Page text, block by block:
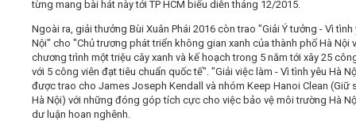
từng mang bài hát này tới TP HCM biểu diễn tháng 12/2015.
Ngoài ra, giải thưởng Bùi Xuân Phái 2016 còn trao "Giải Ý tưởng - Vì tình
Nội" cho "Chủ trương phát triển không gian xanh của thành phố Hà Nội
chương trình một triệu cây xanh và kế hoạch trong 5 năm tới xây 25
với 5 công viên đạt tiêu chuẩn quốc tế". "Giải việc làm - Vì tình yêu Hà
được trao cho James Joseph Kendall và nhóm Keep Hanoi Clean (Giữ
Hà Nội) với những đóng góp tích cực cho việc bảo vệ môi trường Hà
dư luận hoan nghênh.